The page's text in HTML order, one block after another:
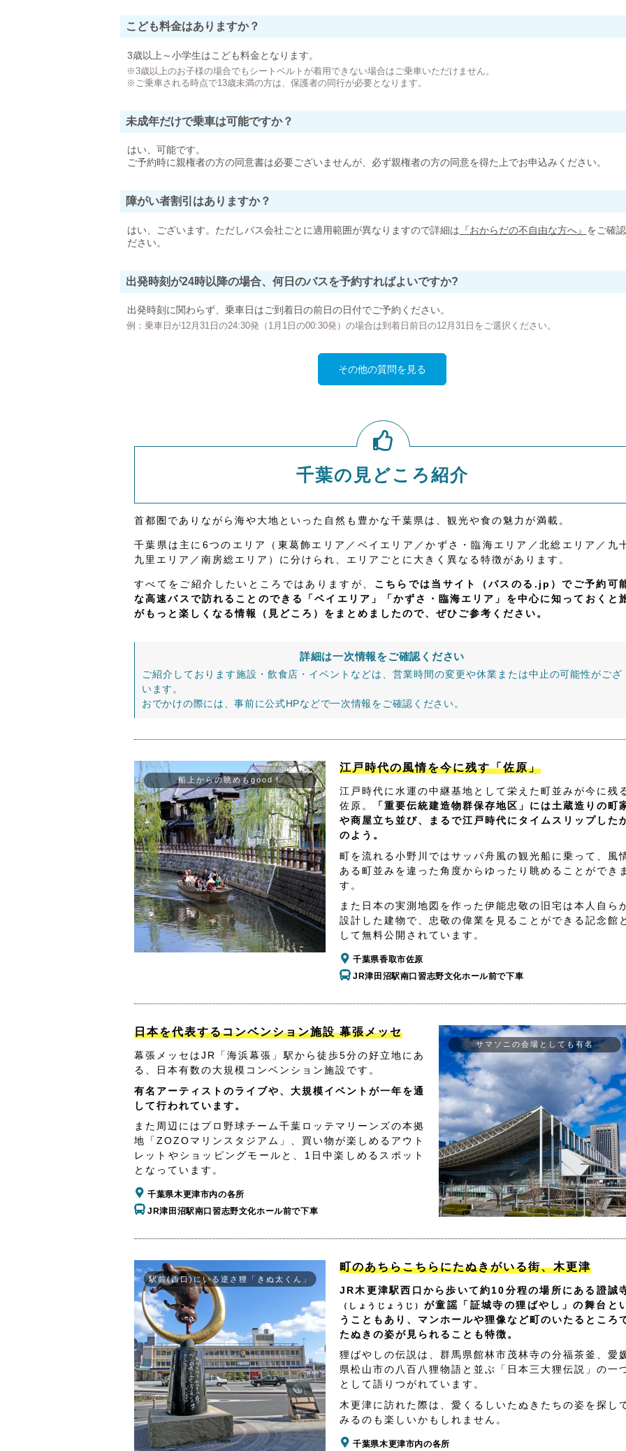
こども料金はありますか？
3歳以上～小学生はこども料金となります。
※3歳以上のお子様の場合でもシートベルトが着用できない場合はご乗車いただけません。
※ご乗車される時点で13歳未満の方は、保護者の同行が必要となります。
未成年だけで乗車は可能ですか？
はい、可能です。
ご予約時に親権者の方の同意書は必要ございませんが、必ず親権者の方の同意を得た上でお申込みください。
障がい者割引はありますか？
はい、ございます。ただしバス会社ごとに適用範囲が異なりますので詳細は 『おからだの不自由な方へ』 をご確
ださい。
出発時刻が24時以降の場合、何日のバスを予約すればよいですか?
出発時刻に関わらず、乗車日はご到着日の前日の日付でご予約ください。
例：乗車日が12月31日の24:30発（1月1日の00:30発）の場合は到着日前日の12月31日をご選択ください。
その他の質問を見る
千葉の見どころ紹介
首都圏でありながら海や大地といった自然も豊かな千葉県は、観光や食の魅力が満載。
千葉県は主に6つのエリア（東葛飾エリア／ベイエリア／かずさ・臨海エリア／北総エリア／九
九里エリア／南房総エリア）に分けられ、エリアごとに大きく異なる特徴があります。
すべてをご紹介したいところではありますが、 こちらでは当サイト（バスのる.jp）でご予約可
な高速バスで訪れることのできる「ベイエリア」「かずさ・臨海エリア」を中心に知っておくと
がもっと楽しくなる情報（見どころ）をまとめましたので、ぜひご参考ください。
詳細は一次情報をご確認ください
ご紹介しております施設・飲食店・イベントなどは、営業時間の変更や休業または中止の可能性がござ
います。
おでかけの際には、事前に公式HPなどで一次情報をご確認ください。
船上からの眺めもgood！
江戸時代の風情を今に残す「佐原」
江戸時代に水運の中継基地として栄えた町並みが今に残
佐原。
「重要伝統建造物群保存地区」には土蔵造りの町
や商屋立ち並び、まるで江戸時代にタイムスリップした
のよう。
町を流れる小野川ではサッパ舟風の観光船に乗って、風
ある町並みを違った角度からゆったり眺めることができ
す。
また日本の実測地図を作った伊能忠敬の旧宅は本人自ら
設計した建物で、忠敬の偉業を見ることができる記念館
して無料公開されています。
千葉県香取市佐原
JR津田沼駅南口習志野文化ホール前で下車
日本を代表するコンベンション施設 幕張メッセ
幕張メッセはJR「海浜幕張」駅から徒歩5分の好立地にあ
る、日本有数の大規模コンベンション施設です。
有名アーティストのライブや、大規模イベントが一年を通
して行われています。
また周辺にはプロ野球チーム千葉ロッテマリーンズの本拠
地「ZOZOマリンスタジアム」、買い物が楽しめるアウト
レットやショッピングモールと、1日中楽しめるスポット
となっています。
千葉県木更津市内の各所
JR津田沼駅南口習志野文化ホール前で下車
サマソニの会場としても有名
駅前(西口)にいる逆さ狸「きぬ太くん」
町のあちらこちらにたぬきがいる街、木更津
JR木更津駅西口から歩いて約10分程の場所にある證誠
（しょうじょうじ） が童謡「証城寺の狸ばやし」の舞台と
うこともあり、マンホールや狸像など町のいたるところ
たぬきの姿が見られることも特徴。
狸ばやしの伝説は、群馬県館林市茂林寺の分福茶釜、愛
県松山市の八百八狸物語と並ぶ「日本三大狸伝説」の一
として語りつがれています。
木更津に訪れた際は、愛くるしいたぬきたちの姿を探し
みるのも楽しいかもしれません。
千葉県木更津市内の各所